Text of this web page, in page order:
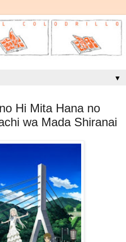
▼
Hi Mita Hana no
wa Mada Shiranai